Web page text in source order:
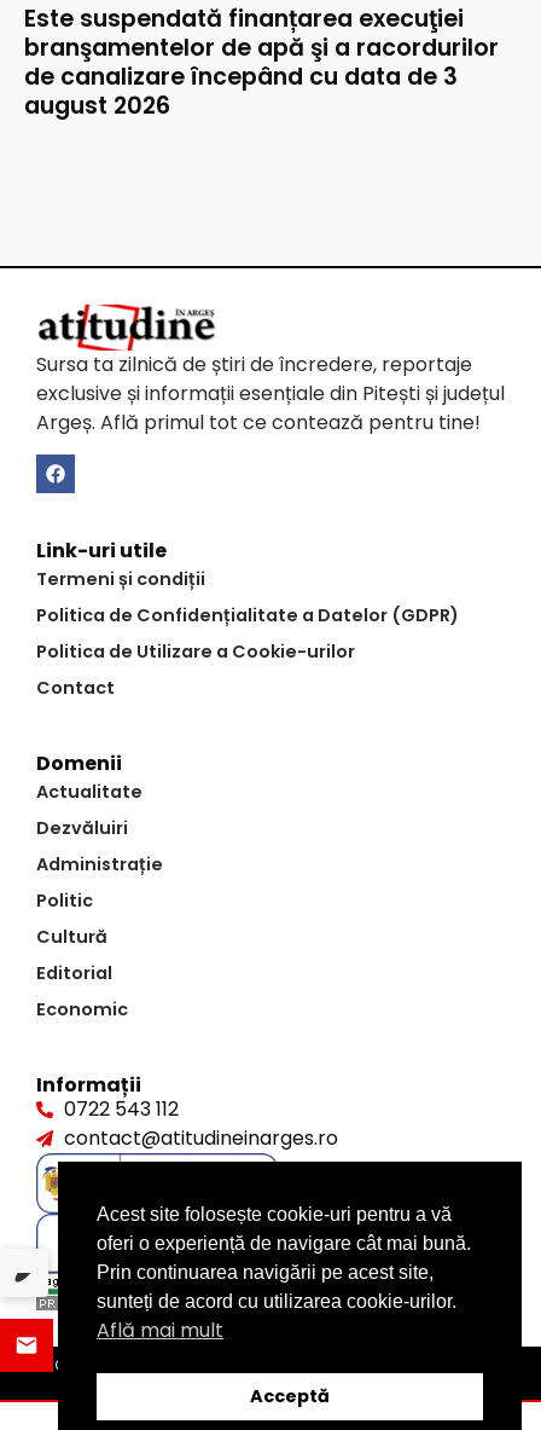
Este suspendată finanțarea execuţiei
branşamentelor de apă şi a racordurilor
de canalizare începând cu data de 3
august 2026
Sursa ta zilnică de știri de încredere, reportaje
exclusive și informații esențiale din Pitești și județul
Argeș. Află primul tot ce contează pentru tine!
Link-uri utile
Termeni și condiții
Politica de Confidențialitate a Datelor (GDPR)
Politica de Utilizare a Cookie-urilor
Contact
Domenii
Actualitate
Dezvăluiri
Administrație
Politic
Cultură
Editorial
Economic
Informații
0722 543 112
contact@atitudineinarges.ro
©2026 Atitudine în Argeș. Toate drepturile rezervate
design byXITE.ro
Acest site folosește cookie-uri pentru a vă
oferi o experiență de navigare cât mai bună.
Prin continuarea navigării pe acest site,
sunteți de acord cu utilizarea cookie-urilor.
Află mai mult
Acceptă